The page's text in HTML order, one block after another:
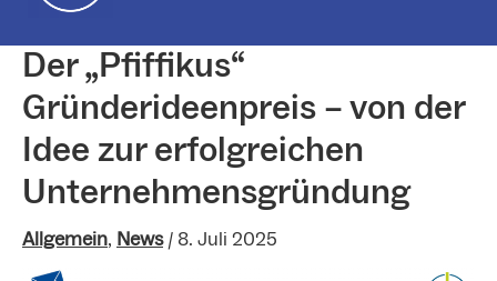
Der „Pfiffikus“
Gründerideenpreis – von der
Idee zur erfolgreichen
Unternehmensgründung
Allgemein, News/ 8. Juli 2025